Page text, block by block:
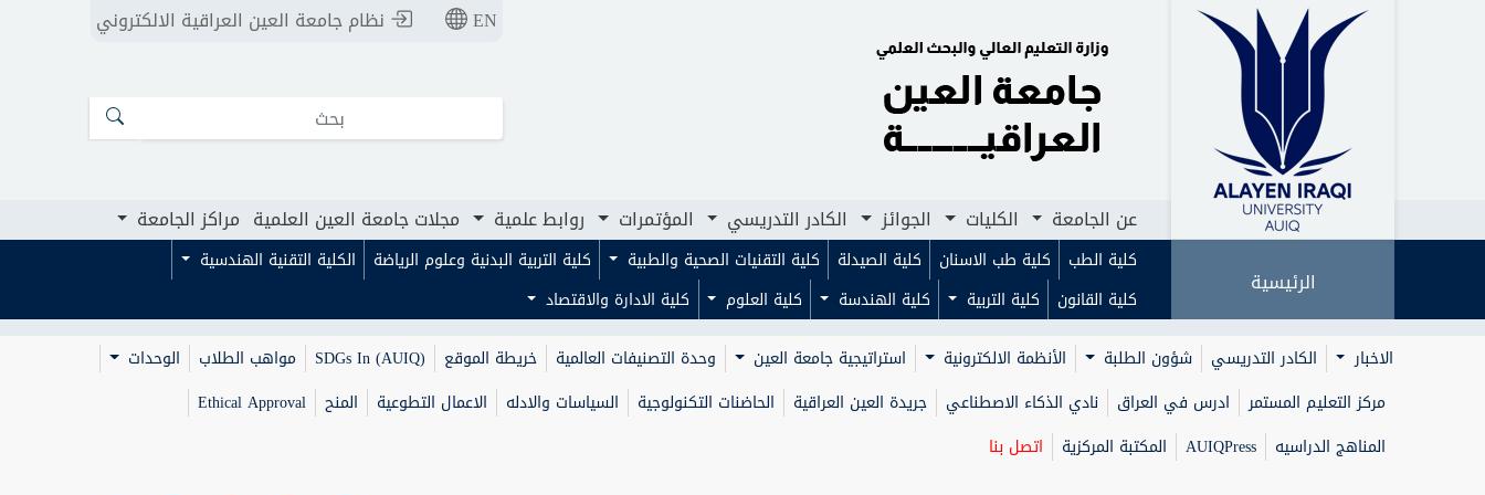
الرئيسية الكليات الجوائز الكادر التدريسي مجلات جامعة العين العلمية مراكز الجامعة
EN نظام جامعة العين العراقية الالكتروني
عن الجامعة الكليات الجوائز الكادر التدريسي المؤتمرات روابط علمية مجلات جامعة العين العلمية مراكز الجامعة
الرئيسية
كلية الطب كلية طب الاسنان كلية الصيدلة كلية التقنيات الصحية والطبية كلية التربية البدنية وعلوم الرياضة
الكلية التقنية الهندسية
كلية القانون
كلية التربية كلية الهندسة كلية العلوم
كلية الادارة والاقتصاد
الاخبار
الكادر التدريسي شؤون الطلبة الأنظمة الالكترونية استراتيجية جامعة العين وحدة التصنيفات العالمية خريطة الموقع SDGs In (AUIQ) مواهب الطلاب
الوحدات
مركز التعليم المستمر
ادرس في العراق نادي الذكاء الاصطناعي جريدة العين العراقية الحاضنات التكنولوجية السياسات والادله الاعمال التطوعية المنح
Ethical Approval
المناهج الدراسيه
AUIQPress المكتبة المركزية اتصل بنا